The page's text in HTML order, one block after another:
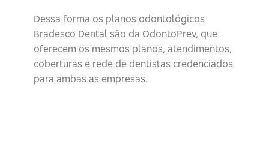
Dessa forma os planos odontológicos
Bradesco Dental são da OdontoPrev, que
oferecem os mesmos planos, atendimentos,
coberturas e rede de dentistas credenciados
para ambas as empresas.